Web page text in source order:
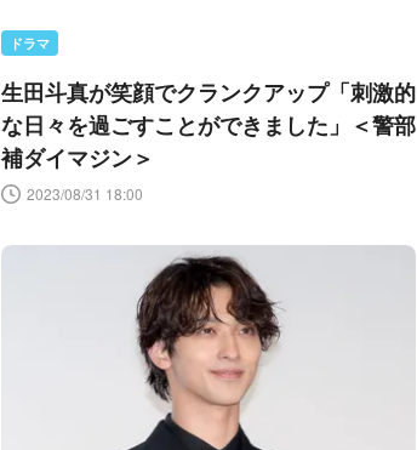
ドラマ
生田斗真が笑顔でクランクアップ「刺激的
な日々を過ごすことができました」＜警部
補ダイマジン＞
2023/08/31 18:00